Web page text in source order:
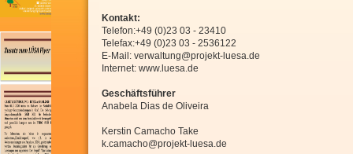
Kontakt:
Telefon:+49 (0)23 03 - 23410
Telefax:+49 (0)23 03 - 2536122
E-Mail: verwaltung@projekt-luesa.de
Internet: www.luesa.de
Geschäftsführer
Anabela Dias de Oliveira
Kerstin Camacho Take
k.camacho@projekt-luesa.de